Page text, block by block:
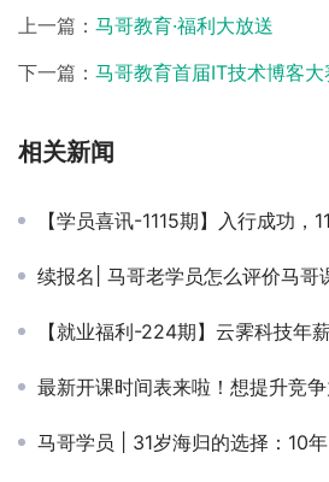
上一篇： 马哥教育·福利大放送
下一篇： 马哥教育首届IT技术博客
相关新闻
【学员喜讯-1115期】入行成功，
续报名| 马哥老学员怎么评价马哥
【就业福利-224期】云霁科技年薪20
最新开课时间表来啦！想提升竞争力
马哥学员 | 31岁海归的选择：10年网络转